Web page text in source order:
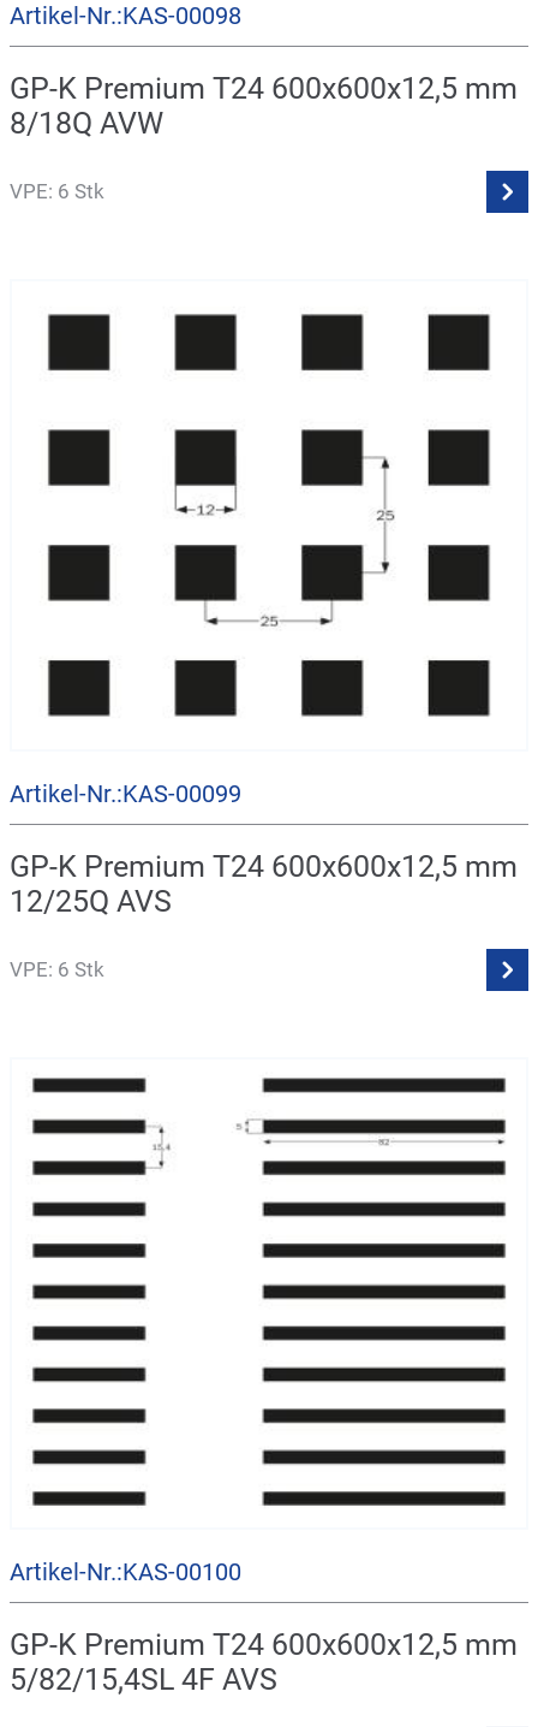
Artikel-Nr.:KAS-00098
GP-K Premium T24 600x600x12,5 mm
8/18Q AVW
VPE: 6 Stk
Artikel-Nr.:KAS-00099
GP-K Premium T24 600x600x12,5 mm
12/25Q AVS
VPE: 6 Stk
Artikel-Nr.:KAS-00100
GP-K Premium T24 600x600x12,5 mm
5/82/15,4SL 4F AVS